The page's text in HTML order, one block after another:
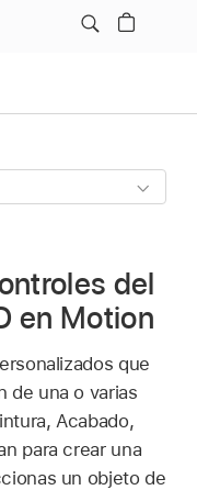
del
en Motion
que
de una o varias
Acabado,
para crear una
un objeto de